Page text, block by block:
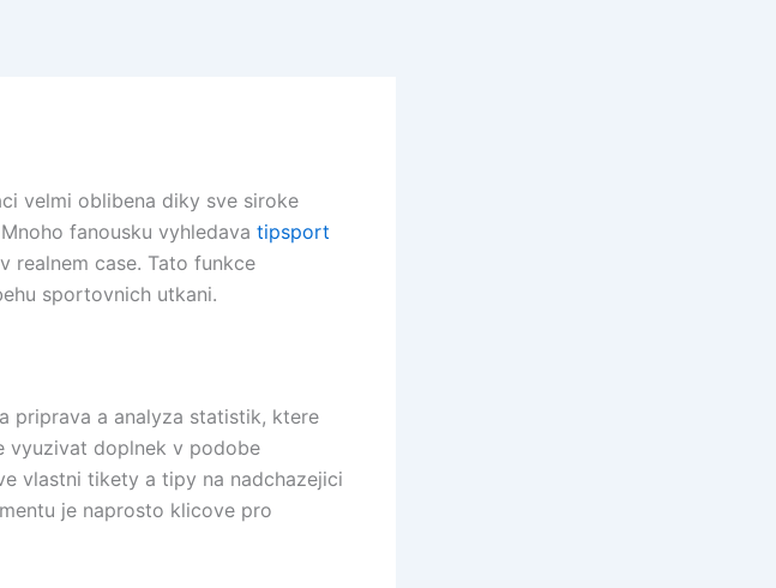
velmi oblibena diky sve siroke
fanousku vyhledava tipsport
realnem case. Tato funkce
sportovnich utkani.
priprava a analyza statistik, ktere
vyuzivat doplnek v podobe
vlastni tikety a tipy na nadchazejici
je naprosto klicove pro